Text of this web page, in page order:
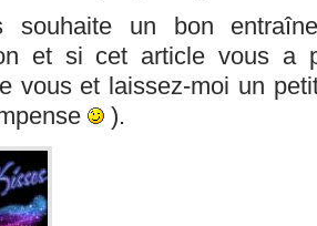
souhaite un bon
et si cet article vous a
vous et laissez-moi un
).